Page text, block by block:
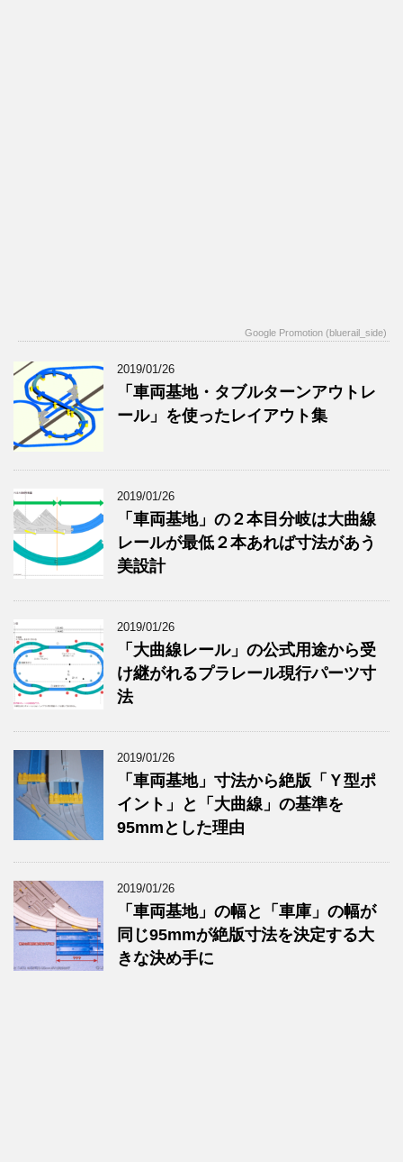
Google Promotion (bluerail_side)
2019/01/26
「車両基地・タブルターンアウトレ
ール」を使ったレイアウト集
2019/01/26
「車両基地」の２本目分岐は大曲線
レールが最低２本あれば寸法があう
美設計
2019/01/26
「大曲線レール」の公式用途から受
け継がれるプラレール現行パーツ寸
法
2019/01/26
「車両基地」寸法から絶版「Ｙ型ポ
イント」と「大曲線」の基準を
95mmとした理由
2019/01/26
「車両基地」の幅と「車庫」の幅が
同じ95mmが絶版寸法を決定する大
きな決め手に